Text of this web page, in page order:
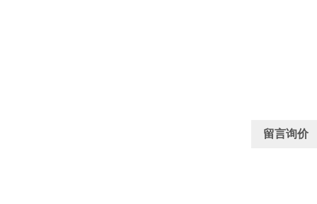
留言询价